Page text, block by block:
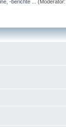
-berichte ... (Moderator: